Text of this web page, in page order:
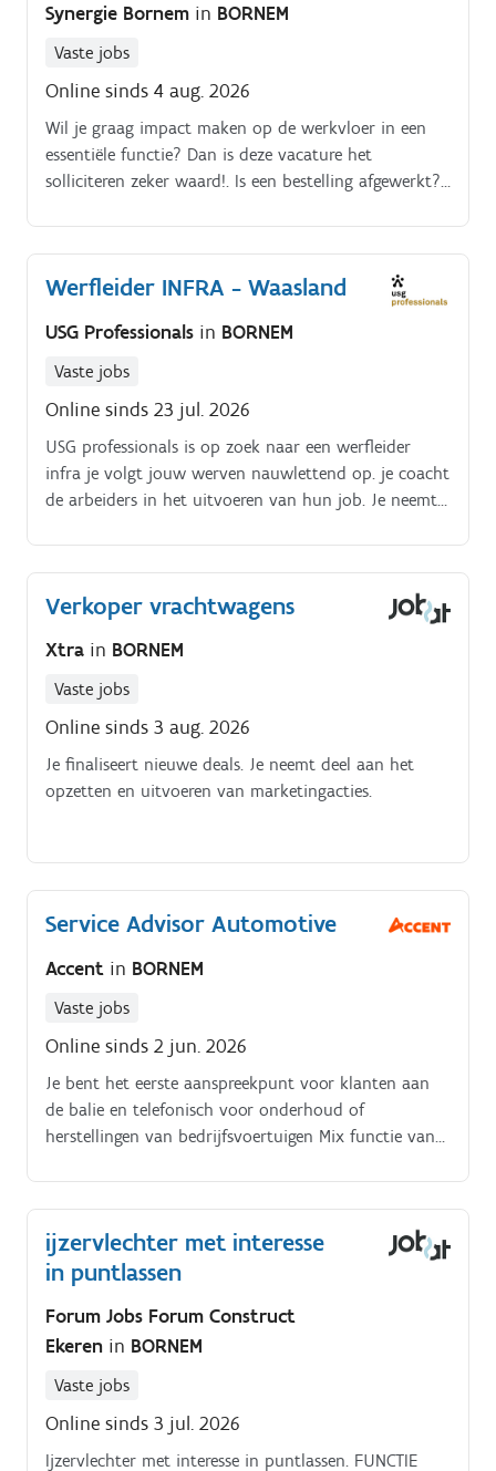
Synergie Bornem in BORNEM
Vaste jobs
Online sinds 4 aug. 2026
Wil je graag impact maken op de werkvloer in een
essentiële functie? Dan is deze vacature het
solliciteren zeker waard!. Is een bestelling afgewerkt?
Werfleider INFRA - Waasland
USG Professionals in BORNEM
Vaste jobs
Online sinds 23 jul. 2026
USG professionals is op zoek naar een werfleider
infra je volgt jouw werven nauwlettend op. je coacht
de arbeiders in het uitvoeren van hun job. Je neemt
administratie van je werven.
Verkoper vrachtwagens
Xtra in BORNEM
Vaste jobs
Online sinds 3 aug. 2026
Je finaliseert nieuwe deals. Je neemt deel aan het
opzetten en uitvoeren van marketingacties.
Service Advisor Automotive
Accent in BORNEM
Vaste jobs
Online sinds 2 jun. 2026
Je bent het eerste aanspreekpunt voor klanten aan
de balie en telefonisch voor onderhoud of
herstellingen van bedrijfsvoertuigen Mix functie van
dagen in Dendermonde. Je bepaalt mee het probleem
of de behoefte van de klant en beantwoordt
technische vragen.
ijzervlechter met interesse
in puntlassen
Forum Jobs Forum Construct
Ekeren in BORNEM
Vaste jobs
Online sinds 3 jul. 2026
Ijzervlechter met interesse in puntlassen. FUNCTIE